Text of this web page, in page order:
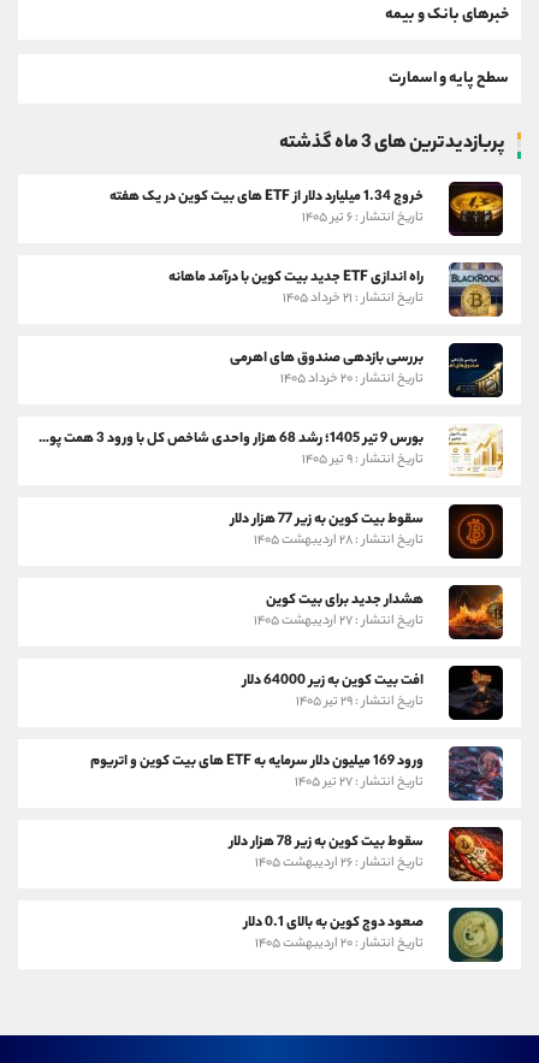
خبرهای بانک و بیمه
سطح پایه و اسمارت
پربازدیدترین های 3 ماه گذشته
خروج 1.34 میلیارد دلار از ETF های بیت کوین در یک هفته
تاریخ انتشار : ۶ تیر ۱۴۰۵
راه اندازی ETF جدید بیت کوین با درآمد ماهانه
تاریخ انتشار : ۲۱ خرداد ۱۴۰۵
بررسی بازدهی صندوق های اهرمی
تاریخ انتشار : ۲۰ خرداد ۱۴۰۵
بورس 9 تیر 1405؛ رشد 68 هزار واحدی شاخص کل با ورود 3 همت پول حقیقی
تاریخ انتشار : ۹ تیر ۱۴۰۵
سقوط بیت کوین به زیر 77 هزار دلار
تاریخ انتشار : ۲۸ اردیبهشت ۱۴۰۵
هشدار جدید برای بیت کوین
تاریخ انتشار : ۲۷ اردیبهشت ۱۴۰۵
افت بیت کوین به زیر 64000 دلار
تاریخ انتشار : ۲۹ تیر ۱۴۰۵
ورود 169 میلیون دلار سرمایه به ETF های بیت کوین و اتریوم
تاریخ انتشار : ۲۷ تیر ۱۴۰۵
سقوط بیت کوین به زیر 78 هزار دلار
تاریخ انتشار : ۲۶ اردیبهشت ۱۴۰۵
صعود دوج کوین به بالای 0.1 دلار
تاریخ انتشار : ۲۰ اردیبهشت ۱۴۰۵